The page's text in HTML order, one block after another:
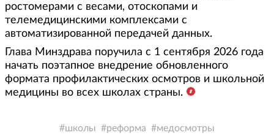
ростомерами с весами, отоскопами и
телемедицинскими комплексами с
автоматизированной передачей данных.
Глава Минздрава поручила с 1 сентября 2026 года
начать поэтапное внедрение обновленного
формата профилактических осмотров и школьной
медицины во всех школах страны.
школы реформа медосмотры